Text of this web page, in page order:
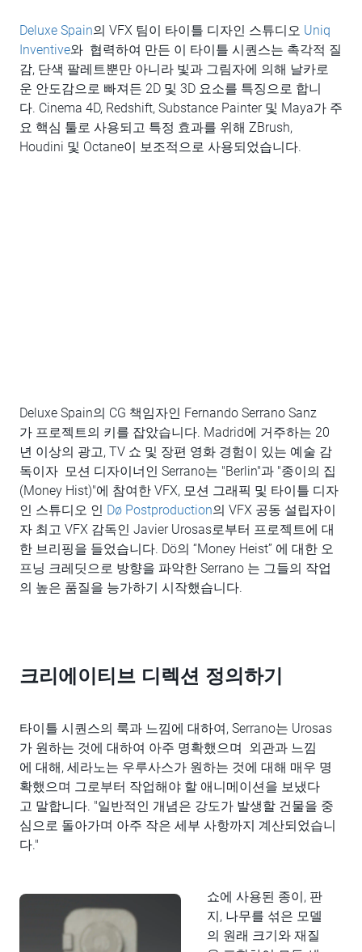
Deluxe Spain의 VFX 팀이 타이틀 디자인 스튜디오 Uniq
Inventive와 협력하여 만든 이 타이틀 시퀀스는 촉각적 질
감, 단색 팔레트뿐만 아니라 빛과 그림자에 의해 날카로
운 안도감으로 빠져든 2D 및 3D 요소를 특징으로 합니
다. Cinema 4D, Redshift, Substance Painter 및 Maya가 주
요 핵심 툴로 사용되고 특정 효과를 위해 ZBrush,
Houdini 및 Octane이 보조적으로 사용되었습니다.
Deluxe Spain의 CG 책임자인 Fernando Serrano Sanz
가 프로젝트의 키를 잡았습니다. Madrid에 거주하는 20
년 이상의 광고, TV 쇼 및 장편 영화 경험이 있는 예술 감
독이자 모션 디자이너인 Serrano는 "Berlin"과 "종이의 집
(Money Hist)"에 참여한 VFX, 모션 그래픽 및 타이틀 디자
인 스튜디오 인 Dø Postproduction의 VFX 공동 설립자이
자 최고 VFX 감독인 Javier Urosas로부터 프로젝트에 대
한 브리핑을 들었습니다. Dö의 “Money Heist” 에 대한 오
프닝 크레딧으로 방향을 파악한 Serrano 는 그들의 작업
의 높은 품질을 능가하기 시작했습니다.
크리에이티브 디렉션 정의하기
타이틀 시퀀스의 룩과 느낌에 대하여, Serrano는 Urosas
가 원하는 것에 대하여 아주 명확했으며 외관과 느낌
에 대해, 세라노는 우루사스가 원하는 것에 대해 매우 명
확했으며 그로부터 작업해야 할 애니메이션을 보냈다
고 말합니다. "일반적인 개념은 강도가 발생할 건물을 중
심으로 돌아가며 아주 작은 세부 사항까지 계산되었습니
다."
쇼에 사용된 종이, 판
지, 나무를 섞은 모델
의 원래 크기와 재질